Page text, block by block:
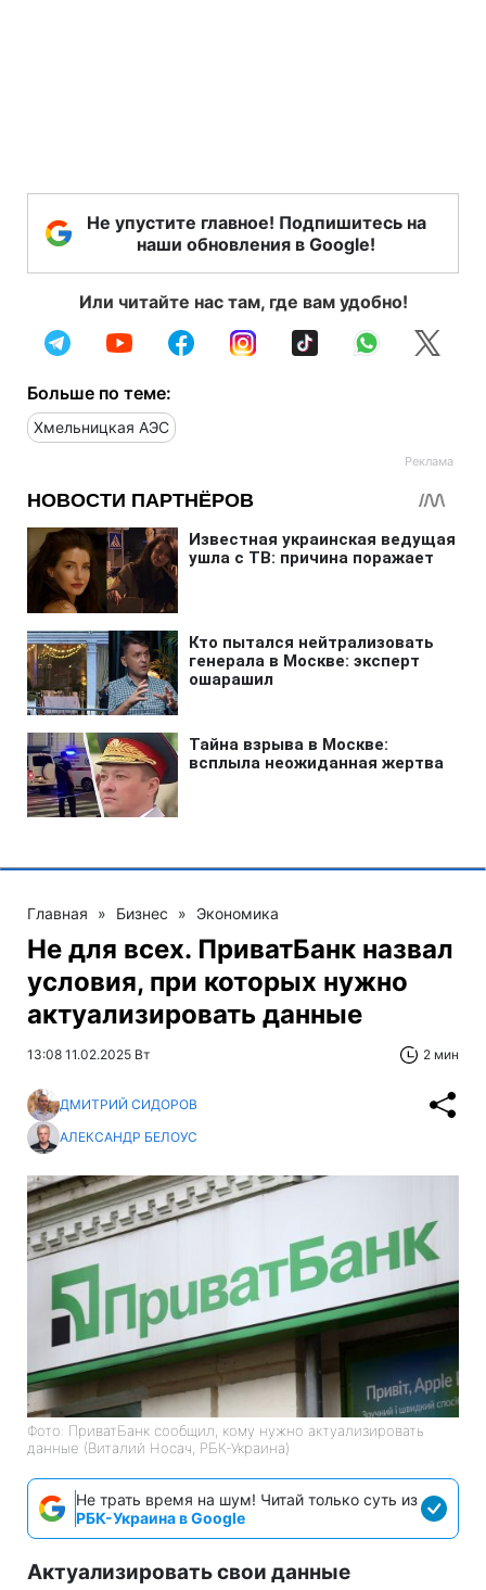
Не упустите главное! Подпишитесь на
наши обновления в Google!
Или читайте нас там, где вам удобно!
Больше по теме:
Хмельницкая АЭС
Главная » Бизнес » Экономика
Не для всех. ПриватБанк назвал
условия, при которых нужно
актуализировать данные
13:08 11.02.2025 Вт 2 мин
ДМИТРИЙ СИДОРОВ
АЛЕКСАНДР БЕЛОУС
Фото: ПриватБанк сообщил, кому нужно актуализировать
данные (Виталий Носач, РБК-Украина)
Не трать время на шум! Читай только суть из
РБК-Украина в Google
Актуализировать свои данные